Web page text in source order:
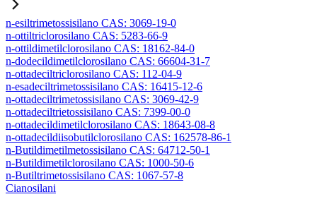
n-esiltrimetossisilano CAS: 3069-19-0
n-ottiltriclorosilano CAS: 5283-66-9
n-ottildimetilclorosilano CAS: 18162-84-0
n-dodecildimetilclorosilano CAS: 66604-31-7
n-ottadeciltriclorosilano CAS: 112-04-9
n-esadeciltrimetossisilano CAS: 16415-12-6
n-ottadeciltrimetossisilano CAS: 3069-42-9
n-ottadeciltrietossisilano CAS: 7399-00-0
n-ottadecildimetilclorosilano CAS: 18643-08-8
n-ottadecildiisobutilclorosilano CAS: 162578-86-1
n-Butildimetilmetossisilano CAS: 64712-50-1
n-Butildimetilclorosilano CAS: 1000-50-6
n-Butiltrimetossisilano CAS: 1067-57-8
Cianosilani